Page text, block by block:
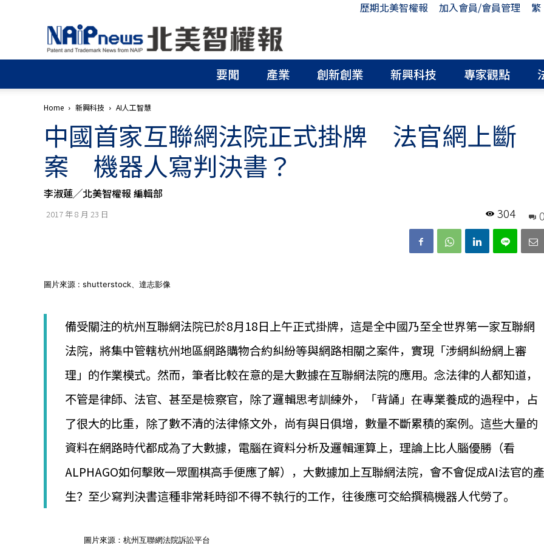
歷期北美智權報 加入會員/會員管理
繁
北
美
智
權
│
申
請
│
商
標
│
智
顧
│
專
利
佈
局
│
美
國
專
利
要聞 產業 創新創業 新興科技 專家觀點
Home 新興科技 AI人工智慧
中國首家互聯網法院正式掛牌 法官網上斷
案 機器人寫判決書？
李淑蓮╱北美智權報 編輯部
2017 年 8 月 23 日 304
圖片來源 : shutterstock、達志影像
備受關注的杭州互聯網法院已於8月18日上午正式掛牌，這是全中國乃至全世界第一家互聯網
法院，將集中管轄杭州地區網路購物合約糾紛等與網路相關之案件，實現「涉網糾紛網上審
理」的作業模式。然而，筆者比較在意的是大數據在互聯網法院的應用。念法律的人都知道，
不管是律師、法官、甚至是檢察官，除了邏輯思考訓練外，「背誦」在專業養成的過程中，占
了很大的比重，除了數不清的法律條文外，尚有與日俱增，數量不斷累積的案例。這些大量的
資料在網路時代都成為了大數據，電腦在資料分析及邏輯運算上，理論上比人腦優勝（看
ALPHAGO如何擊敗一眾圍棋高手便應了解），大數據加上互聯網法院，會不會促成AI法官的產
生？至少寫判決書這種非常耗時卻不得不執行的工作，往後應可交給撰稿機器人代勞了。
圖片來源：杭州互聯網法院訴訟平台